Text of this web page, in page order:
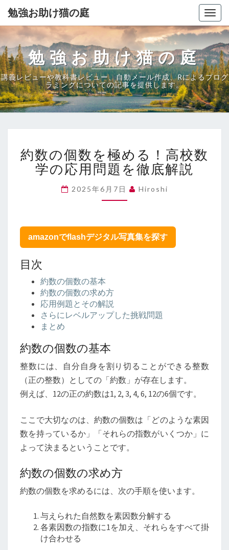
勉強お助け猫の庭
勉強お助け猫の庭
講義レビューや教科書レビュー、自動メール作成、Rによるプログ
ラミングについての記事を提供します。
数
の
個
数
を
る！
高
用
問
底
解
説
約数の個数を極める！高校数
学の応用問題を徹底解説
2025年6月7日 Hiroshi
amazonでflashデジタル写真集を探す
目次
約数の個数の基本
約数の個数の求め方
応用例題とその解説
さらにレベルアップした挑戦問題
まとめ
約数の個数の基本
整数には、自分自身を割り切ることができる整数
（正の整数）としての「約数」が存在します。
例えば、12の正の約数は1, 2, 3, 4, 6, 12の6個です。
ここで大切なのは、約数の個数は「どのような素因
数を持っているか」「それらの指数がいくつか」に
よって決まるということです。
約数の個数の求め方
約数の個数を求めるには、次の手順を使います。
与えられた自然数を素因数分解する
各素因数の指数に1を加え、それらをすべて掛
け合わせる